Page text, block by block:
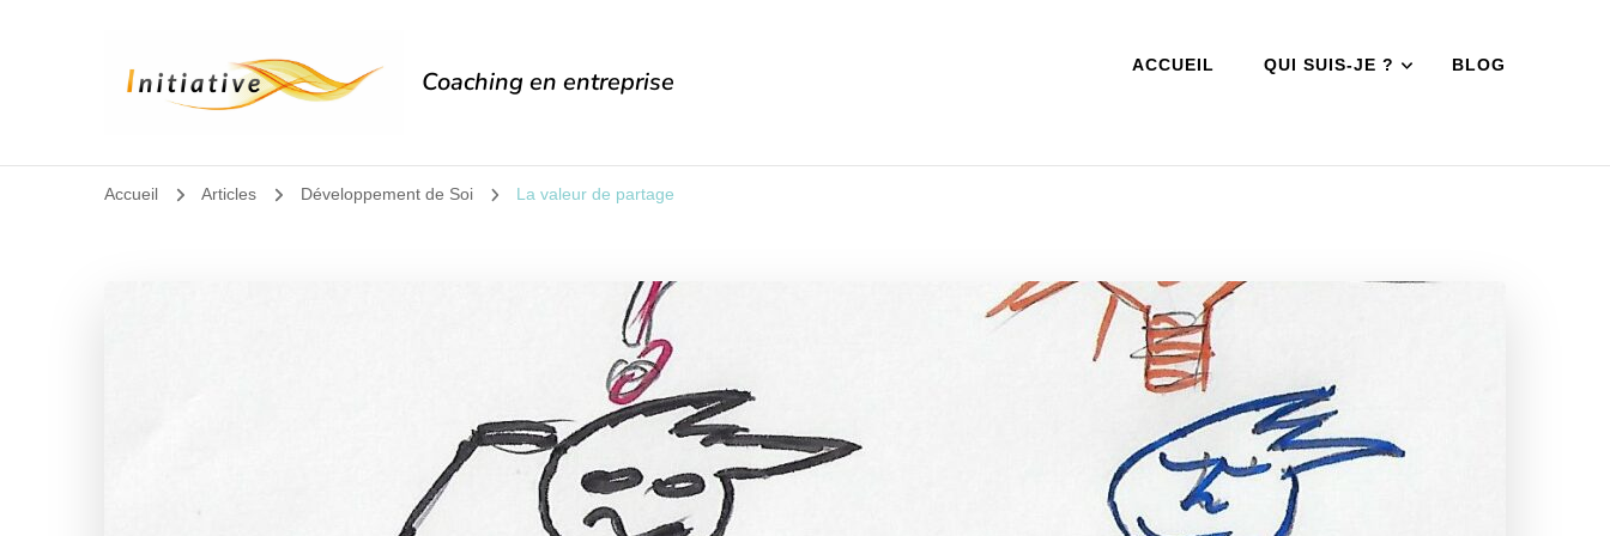
Coaching en entreprise
ACCUEIL QUI SUIS-JE ? BLOG
Accueil Articles Développement de Soi La valeur de partage